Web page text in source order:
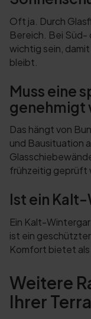
Oft ja. Durch
Bereich. Bei
wichtig sein,
bleibt.
Muss eine
genehmigt
Das hängt von
und Bausituation
frühzeitig geprüft
Ist ein
Ein Kalt-
ist ein
Komfort bietet als
Weitere
Ihrer